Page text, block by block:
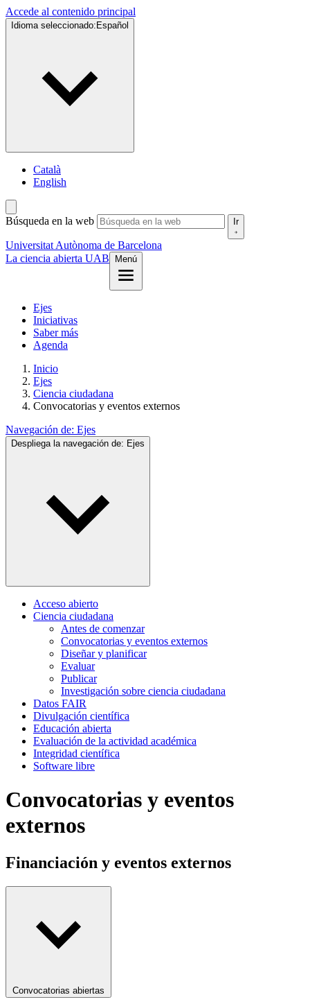
Accede al contenido principal
Idioma seleccionado: Español
Català
English
Búsqueda en la web Ir
Universitat Autònoma de Barcelona
La ciencia abierta UAB
Menú
Ejes
Iniciativas
Saber más
Agenda
Inicio
Ejes
Ciencia ciudadana
Convocatorias y eventos externos
Navegación de: Ejes
Despliega la navegación de: Ejes
Acceso abierto
Ciencia ciudadana
Antes de comenzar
Convocatorias y eventos externos
Diseñar y planificar
Evaluar
Publicar
Investigación sobre ciencia ciudadana
Datos FAIR
Divulgación científica
Educación abierta
Evaluación de la actividad académica
Integridad científica
Software libre
Convocatorias y eventos
externos
Financiación y eventos externos
Convocatorias abiertas